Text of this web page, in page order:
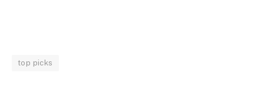
top picks